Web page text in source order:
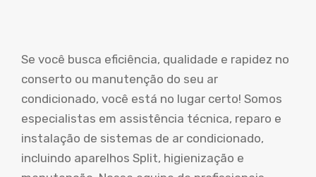
Se você busca eficiência, qualidade e rapidez no
conserto ou manutenção do seu ar
condicionado, você está no lugar certo! Somos
especialistas em assistência técnica, reparo e
instalação de sistemas de ar condicionado,
incluindo aparelhos Split, higienização e